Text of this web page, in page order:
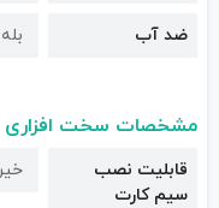
ضد آب بله
مشخصات سخت افزاری
قابلیت نصب
سیم کارت
خیر